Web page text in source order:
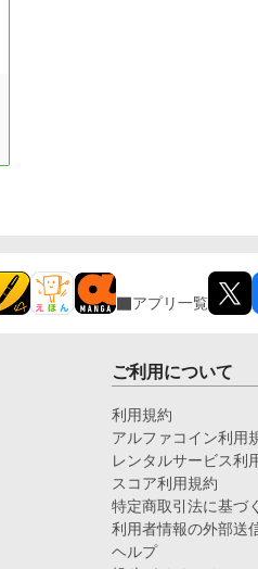
アプリ一覧
ご利用について
利用規約
アルファコイン利用
レンタルサービス利
スコア利用規約
特定商取引法に基づ
利用者情報の外部送
ヘルプ